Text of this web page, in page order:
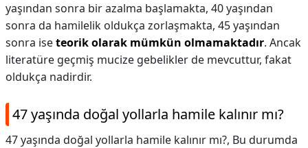
yaşından sonra bir azalma başlamakta, 40 yaşından
sonra da hamilelik oldukça zorlaşmakta, 45 yaşından
sonra iseteorik olarak mümkün olmamaktadır. Ancak
literatüre geçmiş mucize gebelikler de mevcuttur, fakat
oldukça nadirdir.
47 yaşında doğal yollarla hamile kalınır mı?
47 yaşında doğal yollarla hamile kalınır mı?, Bu durumda